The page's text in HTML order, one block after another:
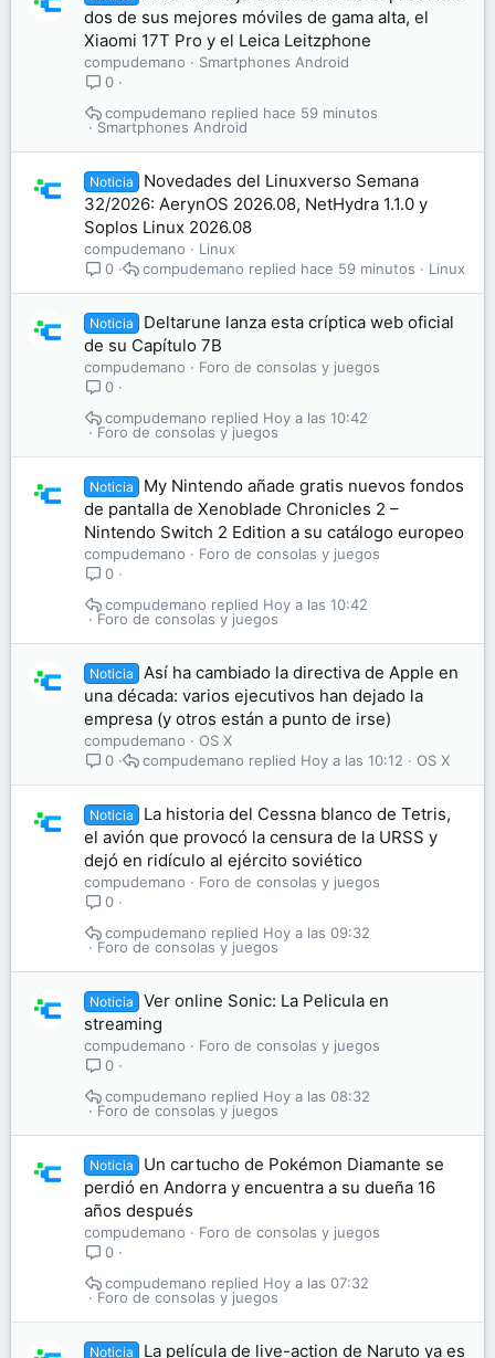
dos de sus mejores móviles de gama alta, el
Xiaomi 17T Pro y el Leica Leitzphone
compudemano
Smartphones Android
0
Smartphones Android
hace 59 minutos
compudemano
Noticia
Novedades del Linuxverso Semana
32/2026: AerynOS 2026.08, NetHydra 1.1.0 y
Soplos Linux 2026.08
compudemano
Linux
0
Linux
hace 59 minutos
compudemano
Noticia
Deltarune lanza esta críptica web oficial
de su Capítulo 7B
compudemano
Foro de consolas y juegos
0
Foro de consolas y juegos
Hoy a las 10:42
compudemano
Noticia
My Nintendo añade gratis nuevos fondos
de pantalla de Xenoblade Chronicles 2 –
Nintendo Switch 2 Edition a su catálogo europeo
compudemano
Foro de consolas y juegos
0
Foro de consolas y juegos
Hoy a las 10:42
compudemano
Noticia
Así ha cambiado la directiva de Apple en
una década: varios ejecutivos han dejado la
empresa (y otros están a punto de irse)
compudemano
OS X
0
OS X
Hoy a las 10:12
compudemano
Noticia
La historia del Cessna blanco de Tetris,
el avión que provocó la censura de la URSS y
dejó en ridículo al ejército soviético
compudemano
Foro de consolas y juegos
0
Foro de consolas y juegos
Hoy a las 09:32
compudemano
Noticia
Ver online Sonic: La Pelicula en
streaming
compudemano
Foro de consolas y juegos
0
Foro de consolas y juegos
Hoy a las 08:32
compudemano
Noticia
Un cartucho de Pokémon Diamante se
perdió en Andorra y encuentra a su dueña 16
años después
compudemano
Foro de consolas y juegos
0
Foro de consolas y juegos
Hoy a las 07:32
compudemano
Noticia La película de live-action de Naruto ya es